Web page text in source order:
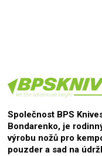
Společnost BPS
Bondarenko, je
výrobu nožů pro
pouzder a sad na